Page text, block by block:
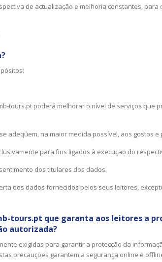
de actualização e melhoria constantes,
tours.pt poderá melhorar o nível de serviços que
adeqúem, na maior medida possível, aos gostos
para fins ligados à execução do
dos titulares dos dados.
dos dados fornecidos pelos seus leitores,
tours.pt que garanta aos leitores a
autorizada?
exigidas para garantir a protecção da
precauções garantem a segurança online e